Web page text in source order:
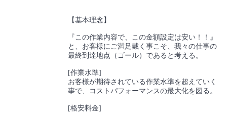
【基本理念】
『この作業内容で、この金額設定は安い！！』
と、お客様にご満足戴く事こそ、我々の仕事の
最終到達地点（ゴール）であると考える。
[作業水準]
お客様が期待されている作業水準を超えていく
事で、コストパフォーマンスの最大化を図る。
[格安料金]